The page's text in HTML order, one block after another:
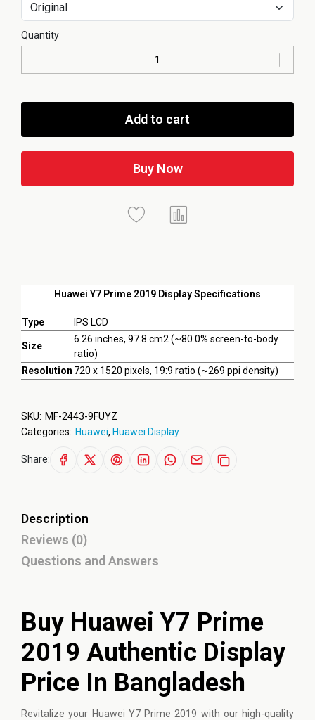
Huawei Y7 Prime 2019 Display Specifications
Type IPS LCD
Size
6.26 inches, 97.8 cm2 (~80.0% screen-to-body
ratio)
Resolution 720 x 1520 pixels, 19:9 ratio (~269 ppi density)
Quantity
Add to cart
Buy Now
SKU: MF-2443-9FUYZ
Categories: Huawei, Huawei Display
Share:
Description
Reviews (0)
Questions and Answers
Buy Huawei Y7 Prime
2019 Authentic Display
Price In Bangladesh
Revitalize your Huawei Y7 Prime 2019 with our high-quality